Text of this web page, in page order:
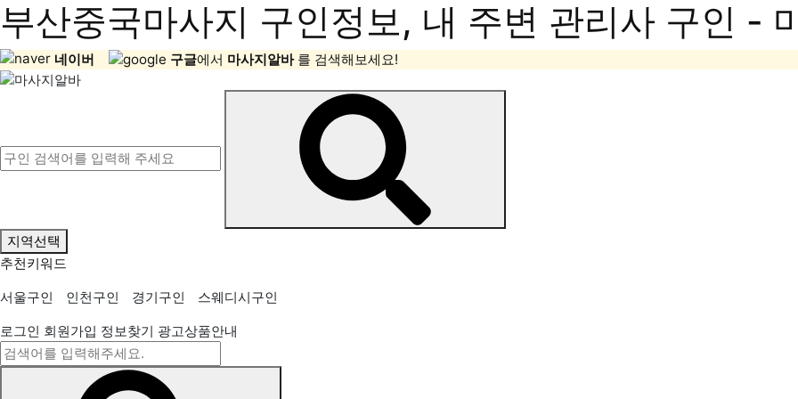
부산중국마사지 구인정보, 내 주변 관리사 구인 -
네이버 구글에서 마사지알바 를 검색해보세요!
지역선택
추천키워드
서울구인
인천구인 경기구인
스웨디시구인
로그인 회원가입 정보찾기 광고상품안내